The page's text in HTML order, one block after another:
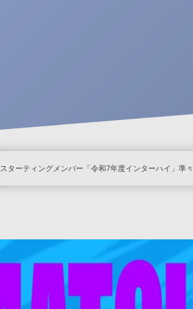
スターティングメンバー「令和7年度インターハイ」準